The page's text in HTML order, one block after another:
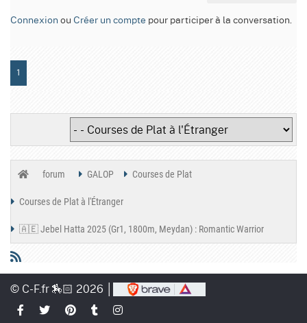
Connexion ou Créer un compte pour participer à la conversation.
1
forum GALOP Courses de Plat
Courses de Plat à l'Étranger
🇦🇪 Jebel Hatta 2025 (Gr1, 1800m, Meydan) : Romantic Warrior
© C-F.fr 🏇🏻 2026 │